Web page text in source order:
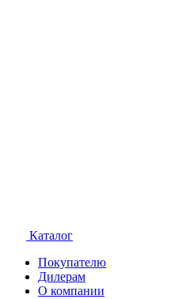
Каталог
Покупателю
Дилерам
О компании